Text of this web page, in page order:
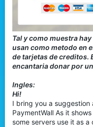
Tal y como muestra
usan como metodo en
de tarjetas de creditos.
encantaria donar por
Ingles:
Hi!
I bring you a
PaymentWall As it
some servers use it as